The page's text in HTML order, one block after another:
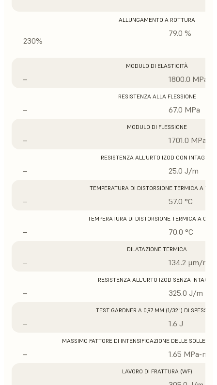
ALLUNGAMENTO A ROTTURA
230%
79.0 %
MODULO DI ELASTICITÀ
– 1800.0 MPa
RESISTENZA ALLA FLESSIONE
– 67.0 MPa
MODULO DI FLESSIONE
– 1701.0 MPa
RESISTENZA ALL'URTO IZOD CON INTAGLIO
– 25.0 J/m
TEMPERATURA DI DISTORSIONE TERMICA A 1,8
– 57.0 °C
TEMPERATURA DI DISTORSIONE TERMICA A 0,45
– 70.0 °C
DILATAZIONE TERMICA
– 134.2 μm/m/
RESISTENZA ALL'URTO IZOD SENZA INTAGLIO
– 325.0 J/m
TEST GARDNER A 0,97 MM (1/32") DI
– 1.6 J
MASSIMO FATTORE DI INTENSIFICAZIONE DELLE
– 1.65 MPa-m1/
LAVORO DI FRATTURA (WF)